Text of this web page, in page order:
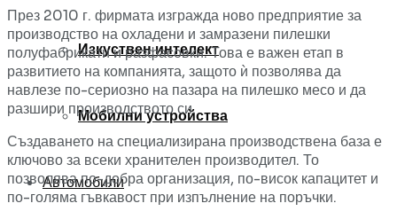
Изкуствен интелект
Мобилни устройства
Автомобили
През 2010 г. фирмата изгражда ново предприятие за
производство на охладени и замразени пилешки
полуфабрикати и разфасовки. Това е важен етап в
развитието на компанията, защото ѝ позволява да
навлезе по-сериозно на пазара на пилешко месо и да
разшири производството си.
Създаването на специализирана производствена база е
ключово за всеки хранителен производител. То
позволява по-добра организация, по-висок капацитет и
по-голяма гъвкавост при изпълнение на поръчки.